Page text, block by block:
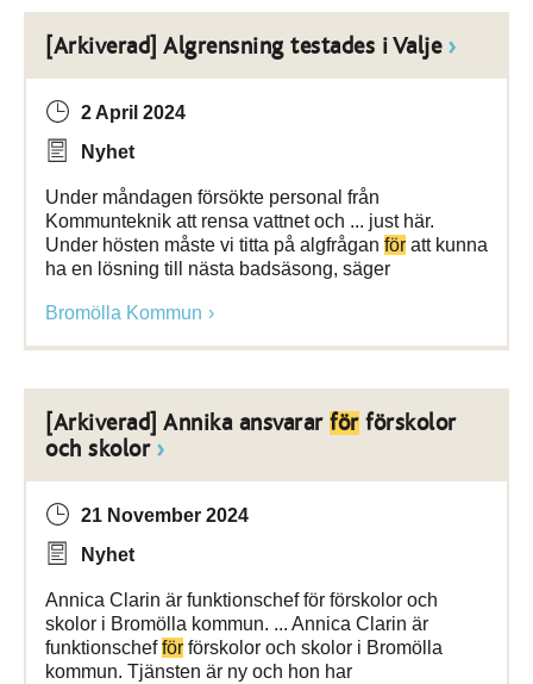
[Arkiverad] Algrensning testades i Valje
2 April 2024
Nyhet
Under måndagen försökte personal från
Kommunteknik att rensa vattnet och ... just här.
Under hösten måste vi titta på algfrågan för att kunna
ha en lösning till nästa badsäsong, säger
Bromölla Kommun
[Arkiverad] Annika ansvarar förförskolor
och skolor
21 November 2024
Nyhet
Annica Clarin är funktionschef för förskolor och
skolor i Bromölla kommun. ... Annica Clarin är
funktionschefför förskolor och skolor i Bromölla
kommun. Tjänsten är ny och hon har